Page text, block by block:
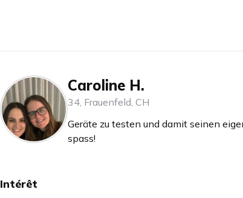
Caroline H.
34, Frauenfeld, CH
Geräte zu testen und damit seinen
spass!
Intérêt